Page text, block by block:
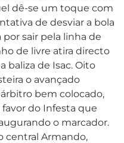
dê-se um toque com
de desviar a bola
sair pela linha de
de livre atira directo
baliza de Isac. Oito
o avançado
bem colocado,
do Infesta que
o marcador.
central Armando,